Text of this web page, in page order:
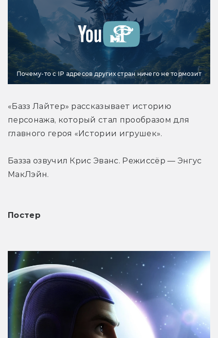
Почему-то с IP адресов других стран ничего не тормозит
«Базз Лайтер» рассказывает историю
персонажа, который стал прообразом для
главного героя «Истории игрушек».
Базза озвучил Крис Эванс. Режиссёр — Энгус
МакЛэйн.
Постер